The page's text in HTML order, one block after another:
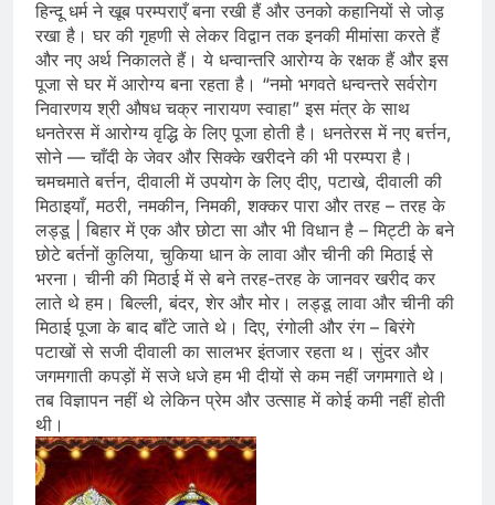
हिन्दू धर्म ने खूब परम्पराएँ बना रखी हैं और उनको कहानियों से जोड़
रखा है। घर की गृहणी से लेकर विद्वान तक इनकी मीमांसा करते हैं
और नए अर्थ निकालते हैं। ये धन्वान्तरि आरोग्य के रक्षक हैं और इस
पूजा से घर में आरोग्य बना रहता है। “नमो भगवते धन्वन्तरे सर्वरोग
निवारणय श्री औषध चक्र नारायण स्वाहा” इस मंत्र के साथ
धनतेरस में आरोग्य वृद्धि के लिए पूजा होती है। धनतेरस में नए बर्त्तन,
सोने — चाँदी के जेवर और सिक्‍के खरीदने की भी परम्परा है।
चमचमाते बर्त्तन, दीवाली में उपयोग के लिए दीए, पटाखे, दीवाली की
मिठाइयाँ, मठरी, नमकीन, निमकी, शक्कर पारा और तरह – तरह के
लड्डू | बिहार में एक और छोटा सा और भी विधान है – मिट्टी के बने
छोटे बर्तनों कुलिया, चुकिया धान के लावा और चीनी की मिठाई से
भरना। चीनी की मिठाई में से बने तरह-तरह के जानवर खरीद कर
लाते थे हम। बिल्ली, बंदर, शेर और मोर। लड्डू लावा और चीनी की
मिठाई पूजा के बाद बाँटे जाते थे। दिए, रंगोली और रंग – बिरंगे
पटाखों से सजी दीवाली का सालभर इंतजार रहता थ। सुंदर और
जगमगाती कपड़ों में सजे धजे हम भी दीयों से कम नहीं जगमगाते थे।
तब विज्ञापन नहीं थे लेकिन प्रेम और उत्साह में कोई कमी नहीं होती
थी।